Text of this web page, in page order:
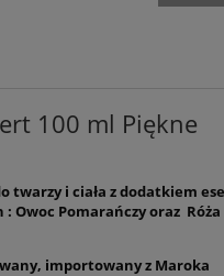
do koszyka
100 ml Piękne
twarzy i ciała z dodatkiem
Owoc Pomarańczy oraz Róża
importowany z Maroka